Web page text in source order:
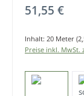
Regulärer Preis:
51,55 €
Inhalt: 20 Meter
Preise inkl. MwSt.